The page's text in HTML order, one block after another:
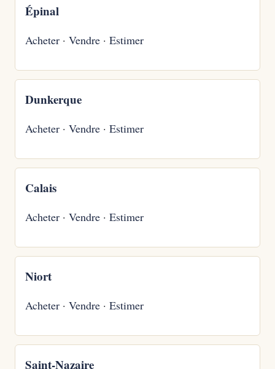
Épinal
Acheter · Vendre · Estimer
Dunkerque
Acheter · Vendre · Estimer
Calais
Acheter · Vendre · Estimer
Niort
Acheter · Vendre · Estimer
Saint-Nazaire